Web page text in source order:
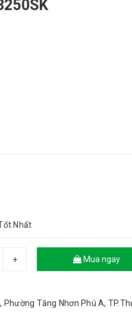
Nhất
+ Mua ngay
Tăng Nhơn Phú A,